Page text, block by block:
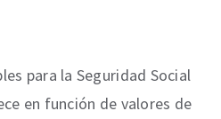
para la Seguridad Social
en función de valores de